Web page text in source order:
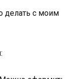
делать с моим